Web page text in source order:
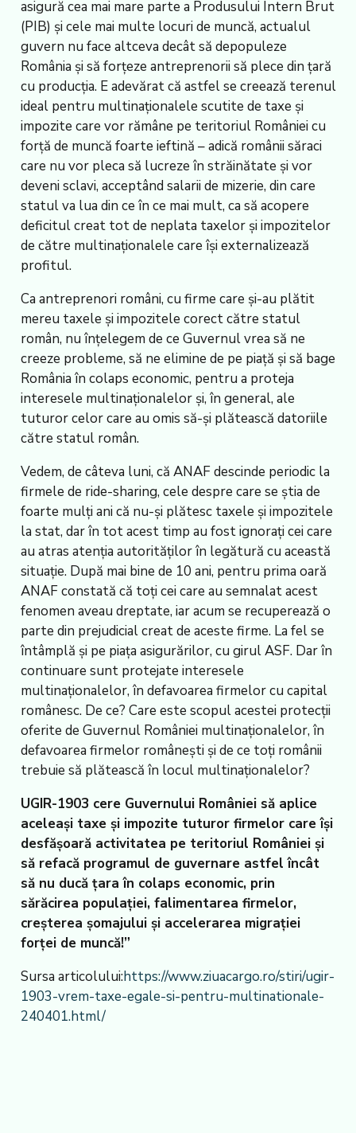
asigură cea mai mare parte a Produsului Intern Brut
(PIB) și cele mai multe locuri de muncă, actualul
guvern nu face altceva decât să depopuleze
România și să forțeze antreprenorii să plece din țară
cu producția. E adevărat că astfel se creează terenul
ideal pentru multinaționalele scutite de taxe și
impozite care vor rămâne pe teritoriul României cu
forță de muncă foarte ieftină – adică românii săraci
care nu vor pleca să lucreze în străinătate și vor
deveni sclavi, acceptând salarii de mizerie, din care
statul va lua din ce în ce mai mult, ca să acopere
deficitul creat tot de neplata taxelor și impozitelor
de către multinaționalele care își externalizează
profitul.
Ca antreprenori români, cu firme care și-au plătit
mereu taxele și impozitele corect către statul
român, nu înțelegem de ce Guvernul vrea să ne
creeze probleme, să ne elimine de pe piață și să bage
România în colaps economic, pentru a proteja
interesele multinaționalelor și, în general, ale
tuturor celor care au omis să-și plătească datoriile
către statul român.
Vedem, de câteva luni, că ANAF descinde periodic la
firmele de ride-sharing, cele despre care se știa de
foarte mulți ani că nu-și plătesc taxele și impozitele
la stat, dar în tot acest timp au fost ignorați cei care
au atras atenția autorităților în legătură cu această
situație. După mai bine de 10 ani, pentru prima oară
ANAF constată că toți cei care au semnalat acest
fenomen aveau dreptate, iar acum se recuperează o
parte din prejudicial creat de aceste firme. La fel se
întâmplă și pe piața asigurărilor, cu girul ASF. Dar în
continuare sunt protejate interesele
multinaționalelor, în defavoarea firmelor cu capital
românesc. De ce? Care este scopul acestei protecții
oferite de Guvernul României multinaționalelor, în
defavoarea firmelor românești și de ce toți românii
trebuie să plătească în locul multinaționalelor?
UGIR-1903 cere Guvernului României să aplice
aceleași taxe și impozite tuturor firmelor care își
desfășoară activitatea pe teritoriul României și
să refacă programul de guvernare astfel încât
să nu ducă țara în colaps economic, prin
sărăcirea populației, falimentarea firmelor,
creșterea șomajului și accelerarea migrației
forței de muncă!”
Sursa articolului:https://www.ziuacargo.ro/stiri/ugir-
1903-vrem-taxe-egale-si-pentru-multinationale-
240401.html/